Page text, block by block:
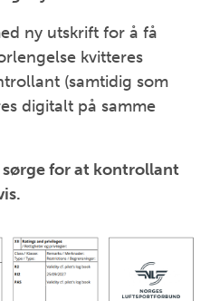
ny utskrift for å få
kvitteres
(samtidig som
digitalt på samme
sørge for at kontrollant